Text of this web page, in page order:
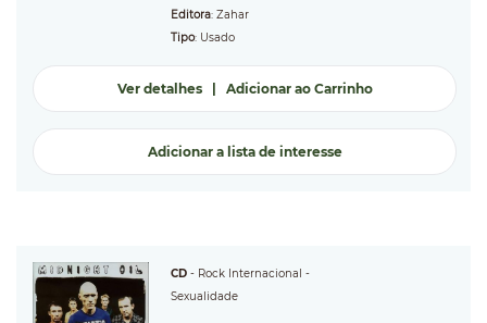
Editora: Zahar
Tipo: Usado
Ver detalhes| Adicionar ao Carrinho
Adicionar a lista de interesse
CD - Rock Internacional -
Sexualidade